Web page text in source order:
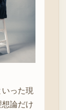
った現
論だけ